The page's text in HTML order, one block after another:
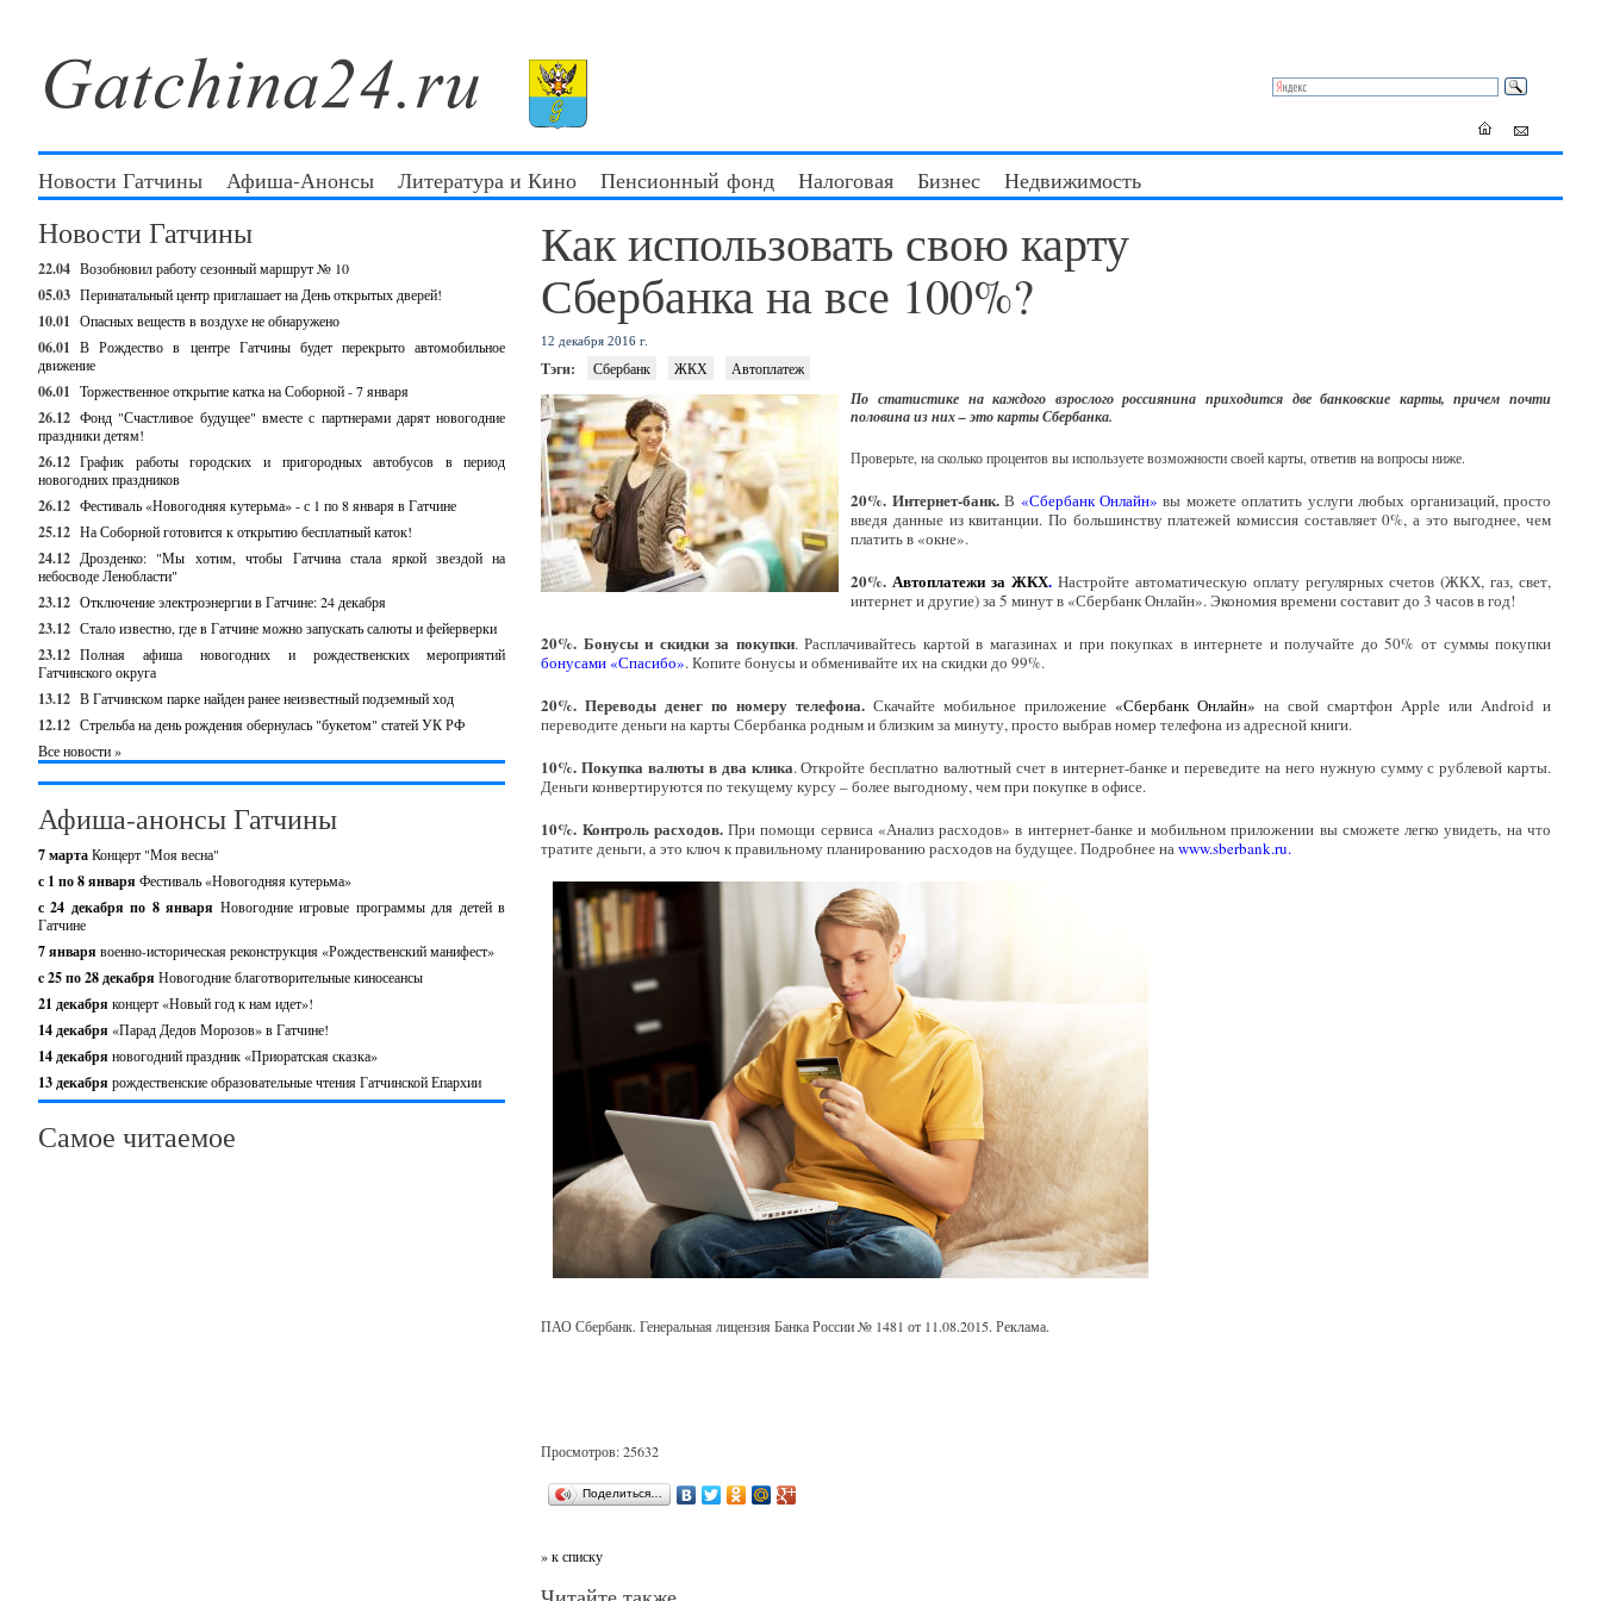
Новости Гатчины Афиша-Анонсы Литература и Кино Пенсионный фонд Налоговая Бизнес Недвижимость
Новости Гатчины
22.04 Возобновил работу сезонный маршрут № 10
05.03 Перинатальный центр приглашает на День открытых дверей!
10.01 Опасных веществ в воздухе не обнаружено
06.01 В Рождество в центре Гатчины будет перекрыто автомобильное
движение
06.01 Торжественное открытие катка на Соборной - 7 января
26.12 Фонд "Счастливое будущее" вместе с партнерами дарят новогодние
праздники детям!
26.12 График работы городских и пригородных автобусов в период
новогодних праздников
26.12 Фестиваль «Новогодняя кутерьма» - с 1 по 8 января в Гатчине
25.12 На Соборной готовится к открытию бесплатный каток!
24.12 Дрозденко: "Мы хотим, чтобы Гатчина стала яркой звездой на
небосводе Ленобласти"
23.12 Отключение электроэнергии в Гатчине: 24 декабря
23.12 Стало известно, где в Гатчине можно запускать салюты и фейерверки
23.12 Полная афиша новогодних и рождественских мероприятий
Гатчинского округа
13.12 В Гатчинском парке найден ранее неизвестный подземный ход
12.12 Стрельба на день рождения обернулась "букетом" статей УК РФ
Все новости »
Афиша-анонсы Гатчины
7 мартаКонцерт "Моя весна"
с 1 по 8 января Фестиваль «Новогодняя кутерьма»
с 24 декабря по 8 января Новогодние игровые программы для детей в
Гатчине
7 января военно-историческая реконструкция «Рождественский манифест»
c 25 по 28 декабря Новогодние благотворительные киносеансы
21 декабря концерт «Новый год к нам идет»!
14 декабря «Парад Дедов Морозов» в Гатчине!
14 декабря новогодний праздник «Приоратская сказка»
13 декабря рождественские образовательные чтения Гатчинской Епархии
Самое читаемое
Как использовать свою карту
Сбербанка на все 100%?
12 декабря 2016 г.
Тэги: Сбербанк ЖКХ Автоплатеж
По статистике на каждого взрослого россиянина приходится две банковские карты, причем почти
половина из них – это карты Сбербанка.
Проверьте, на сколько процентов вы используете возможности своей карты, ответив на вопросы ниже.
20%. Интернет-банк.В «Сбербанк Онлайн» вы можете оплатить услуги любых организаций, просто
введя данные из квитанции. По большинству платежей комиссия составляет 0%, а это выгоднее, чем
платить в «окне».
20%.Автоплатежи за ЖКХ. Настройте автоматическую оплату регулярных счетов (ЖКХ, газ, свет,
интернет и другие) за 5 минут в «Сбербанк Онлайн». Экономия времени составит до 3 часов в год!
20%. Бонусы и скидки за покупки. Расплачивайтесь картой в магазинах и при покупках в интернете и получайте до 50% от суммы покупки
бонусами «Спасибо». Копите бонусы и обменивайте их на скидки до 99%.
20%. Переводы денег по номеру телефона. Скачайте мобильное приложение «Сбербанк Онлайн» на свой смартфон Apple или Android и
переводите деньги на карты Сбербанка родным и близким за минуту, просто выбрав номер телефона из адресной книги.
10%. Покупка валюты в два клика. Откройте бесплатно валютный счет в интернет-банке и переведите на него нужную сумму с рублевой карты.
Деньги конвертируются по текущему курсу – более выгодному, чем при покупке в офисе.
10%. Контроль расходов.При помощи сервиса «Анализ расходов» в интернет-банке и мобильном приложении вы сможете легко увидеть, на что
тратите деньги, а это ключ к правильному планированию расходов на будущее. Подробнее наwww.sberbank.ru.
ПАО Сбербанк. Генеральная лицензия Банка России № 1481 от 11.08.2015. Реклама.
Просмотров: 25632
Поделиться…
» к списку